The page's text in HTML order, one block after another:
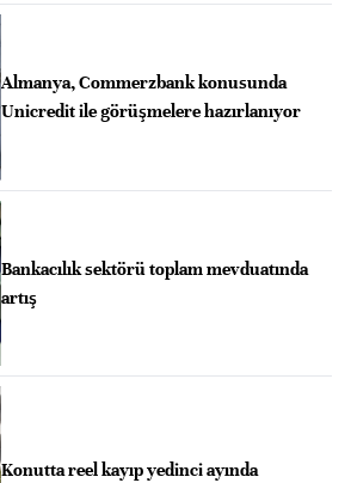
Almanya, Commerzbank konusunda
Unicredit ile görüşmelere hazırlanıyor
Bankacılık sektörü toplam mevduatında
artış
Konutta reel kayıp yedinci ayında